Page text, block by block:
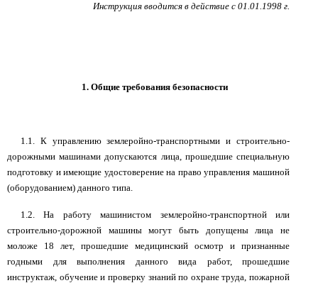
Инструкция вводится в действие с 01.01.1998 г.
1. Общие требования безопасности
1.1. К управлению землеройно-транспортными и строительно-
дорожными машинами допускаются лица, прошедшие специальную
подготовку и имеющие удостоверение на право управления машиной
(оборудованием) данного типа.
1.2. На работу машинистом землеройно-транспортной или
строительно-дорожной машины могут быть допущены лица не
моложе 18 лет, прошедшие медицинский осмотр и признанные
годными для выполнения данного вида работ, прошедшие
инструктаж, обучение и проверку знаний по охране труда, пожарной